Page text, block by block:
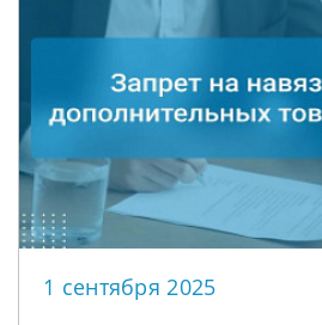
1 сентября 2025